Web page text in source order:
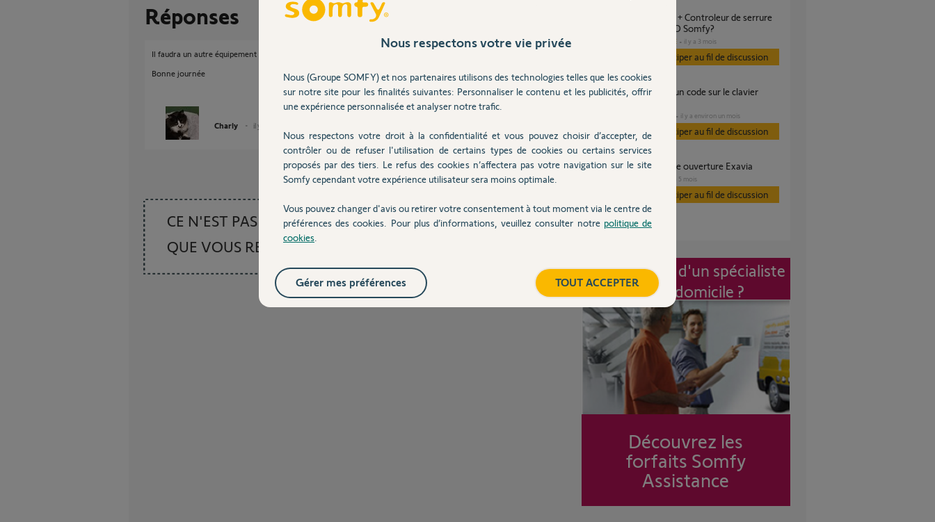
Réponses
Il faudra un autre équipement interne, soit un clavier à codes ou à clef.
Bonne journée
Charly il y a plus d'un an
CE N'EST PAS CE
QUE VOUS RECHERCHEZ
IO + Clavier à code IO Somfy?
DOMOTIQUE il y a 3 mois
Participer au fil de discussion
Comment attribuer un code sur le clavier
il y a environ un mois
Participer au fil de discussion
Problème commande ouverture Exavia
il y a 5 mois
Participer au fil de discussion
Intervention d'un spécialiste
à mon domicile ?
Découvrez les
forfaits Somfy
Assistance
Nous respectons votre vie privée
Nous (Groupe SOMFY) et nos partenaires utilisons des technologies telles que les cookies
sur notre site pour les finalités suivantes: Personnaliser le contenu et les publicités, offrir
une expérience personnalisée et analyser notre trafic.
Nous respectons votre droit à la confidentialité et vous pouvez choisir d’accepter, de
contrôler ou de refuser l'utilisation de certains types de cookies ou certains services
proposés par des tiers. Le refus des cookies n’affectera pas votre navigation sur le site
Somfy cependant votre expérience utilisateur sera moins optimale.
Vous pouvez changer d'avis ou retirer votre consentement à tout moment via le centre de
préférences des cookies. Pour plus d’informations, veuillez consulter notre politique de
cookies
TOUT ACCEPTER
Gérer mes préférences